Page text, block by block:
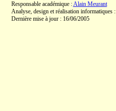
Responsable académique :Alain Meurant
Analyse, design et réalisation informatiques :
Dernière mise à jour : 16/06/2005